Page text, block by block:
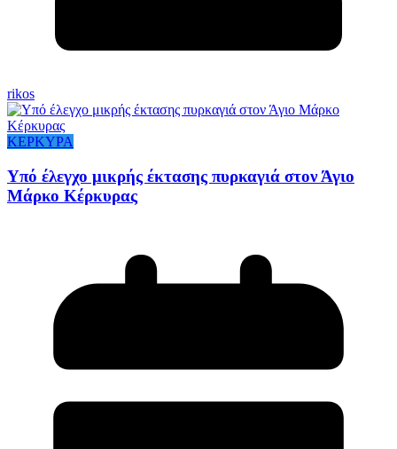
rikos
ΚΕΡΚΥΡΑ
Υπό έλεγχο μικρής έκτασης πυρκαγιά στον Άγιο
Μάρκο Κέρκυρας